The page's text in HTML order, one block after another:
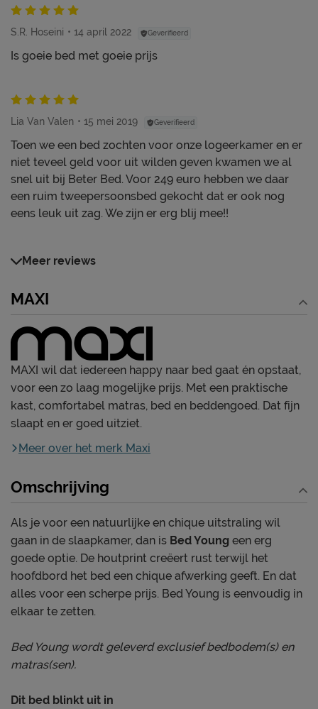
S.R. Hoseini 14 april 2022 Geverifieerd
Is goeie bed met goeie prijs
Lia Van Valen 15 mei 2019 Geverifieerd
Toen we een bed zochten voor onze logeerkamer en er
niet teveel geld voor uit wilden geven kwamen we al
snel uit bij Beter Bed. Voor 249 euro hebben we daar
een ruim tweepersoonsbed gekocht dat er ook nog
eens leuk uit zag. We zijn er erg blij mee!!
Meer reviews
MAXI
MAXI wil dat iedereen happy naar bed gaat én opstaat,
voor een zo laag mogelijke prijs. Met een praktische
kast, comfortabel matras, bed en beddengoed. Dat fijn
slaapt en er goed uitziet.
Meer over het merk Maxi
Omschrijving
Als je voor een natuurlijke en chique uitstraling wil
gaan in de slaapkamer, dan is Bed Young een erg
goede optie. De houtprint creëert rust terwijl het
hoofdbord het bed een chique afwerking geeft. En dat
alles voor een scherpe prijs. Bed Young is eenvoudig in
elkaar te zetten.
Bed Young wordt geleverd exclusief bedbodem(s) en
matras(sen).
Dit bed blinkt uit in